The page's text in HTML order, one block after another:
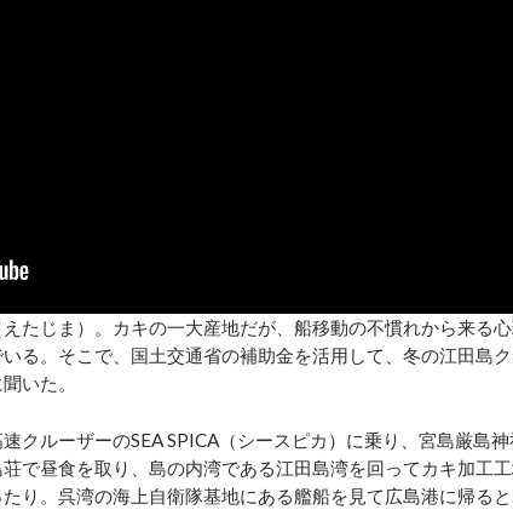
たじま）。カキの一大産地だが、船移動の不慣れから来る
る。そこで、国土交通省の補助金を活用して、冬の江田島
いた。
クルーザーのSEA SPICA（シースピカ）に乗り、宮島厳島
で昼食を取り、島の内湾である江田島湾を回ってカキ加工
り。呉湾の海上自衛隊基地にある艦船を見て広島港に帰ると